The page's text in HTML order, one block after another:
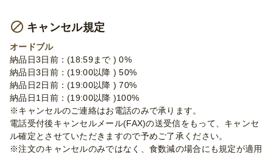
キャンセル規定
オードブル
納品日3日前：(18:59まで ) 0%
納品日3日前：(19:00以降 ) 50%
納品日2日前：(19:00以降 ) 70%
納品日1日前：(19:00以降 )100%
※キャンセルのご連絡はお電話のみで承ります。
電話受付後キャンセルメール(FAX)の送受信をもって、キャンセ
ル確定とさせていただきますので予めご了承ください。
※注文のキャンセルのみではなく、食数減の場合にも規定が適用